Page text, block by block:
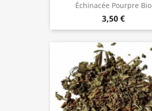
Échinacée Pourpre Bio
3,50 €